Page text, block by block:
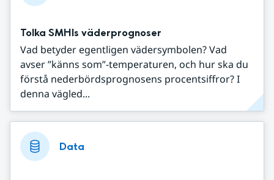
Tolka SMHIs väderprognoser
Vad betyder egentligen vädersymbolen? Vad
avser ”känns som”-temperaturen, och hur ska du
förstå nederbördsprognosens procentsiffror? I
denna vägled...
Data